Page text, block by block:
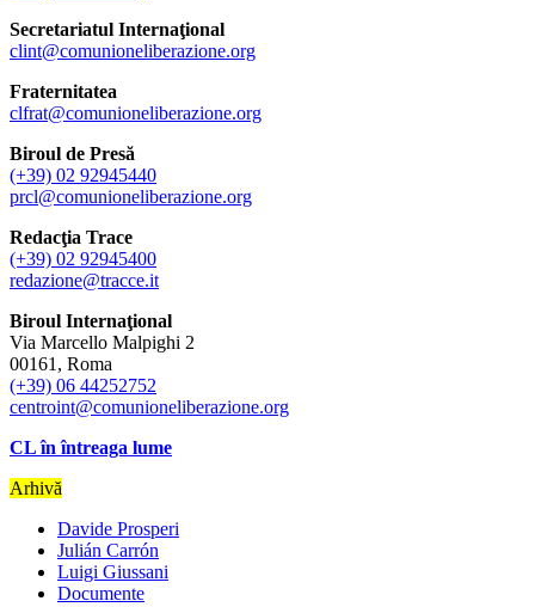
Secretariatul Internaţional
clint@comunioneliberazione.org
Fraternitatea
clfrat@comunioneliberazione.org
Biroul de Presă
(+39) 02 92945440
prcl@comunioneliberazione.org
Redacţia Trace
(+39) 02 92945400
redazione@tracce.it
Biroul Internaţional
Via Marcello Malpighi 2
00161, Roma
(+39) 06 44252752
centroint@comunioneliberazione.org
CL în întreaga lume
Arhivă
Davide Prosperi
Julián Carrón
Luigi Giussani
Documente